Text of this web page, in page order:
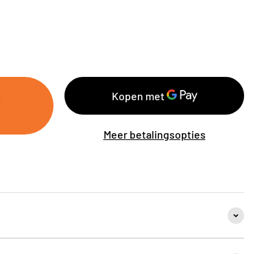
Meer betalingsopties